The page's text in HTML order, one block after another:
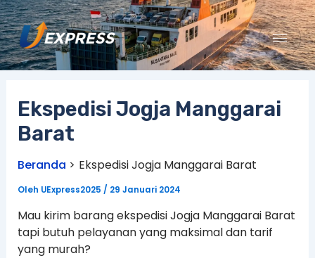
Lewati
ke
konten
Ekspedisi Jogja Manggarai
Barat
Beranda Ekspedisi Jogja Manggarai Barat
Oleh UExpress2025 / 29 Januari 2024
Mau kirim barang ekspedisi Jogja Manggarai Barat
tapi butuh pelayanan yang maksimal dan tarif
yang murah?